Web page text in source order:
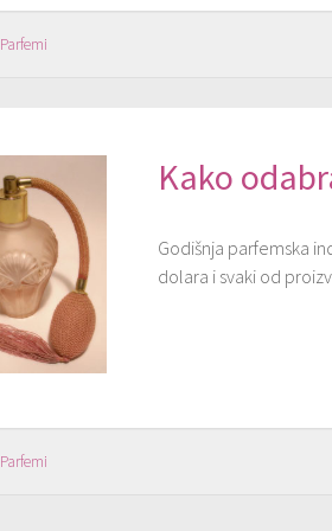
Parfemi
Kako
Godišnja parfemska
dolara i svaki od
Parfemi